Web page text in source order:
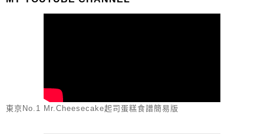
東京No.1 Mr.Cheesecake起司蛋糕食譜簡易版